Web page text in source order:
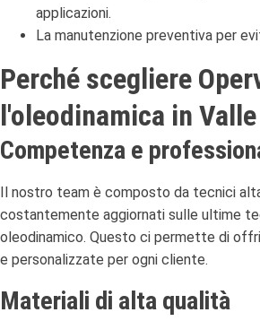
applicazioni.
La manutenzione preventiva per
Perché scegliere
l'oleodinamica in Valle
Competenza e
Il nostro team è composto da tecnici
costantemente aggiornati sulle ultime
oleodinamico. Questo ci permette di
e personalizzate per ogni cliente.
Materiali di alta qualità